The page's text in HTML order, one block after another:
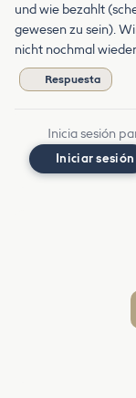
und wie bezahlt
gewesen zu sein).
nicht nochmal
Respuesta
Inicia sesión
Iniciar sesión